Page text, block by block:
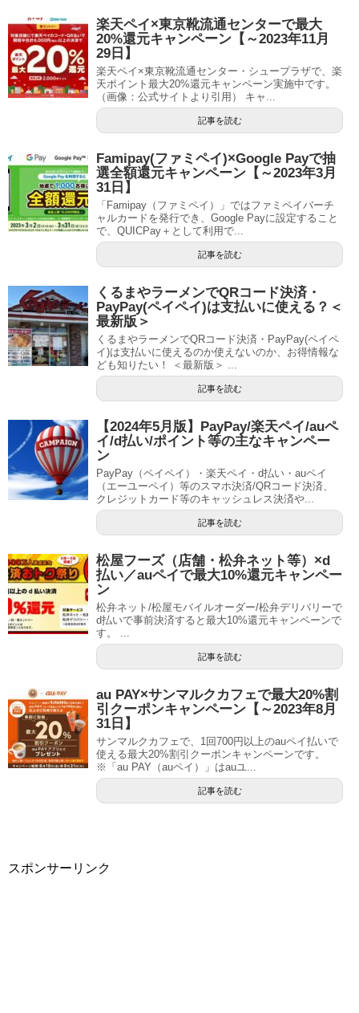
楽天ペイ×東京靴流通センターで最大
20%還元キャンペーン【～2023年11月
29日】
楽天ペイ×東京靴流通センター・シュープラザで、楽
天ポイント最大20%還元キャンペーン実施中です。
（画像：公式サイトより引用） キャ...
記事を読む
Famipay(ファミペイ)×Google Payで抽
選全額還元キャンペーン【～2023年3月
31日】
「Famipay（ファミペイ）」ではファミペイバーチ
ャルカードを発行でき、Google Payに設定すること
で、QUICPay＋として利用で...
記事を読む
くるまやラーメンでQRコード決済・
PayPay(ペイペイ)は支払いに使える？＜
最新版＞
くるまやラーメンでQRコード決済・PayPay(ペイペ
イ)は支払いに使えるのか使えないのか、お得情報な
ども知りたい！ ＜最新版＞ ...
記事を読む
【2024年5月版】PayPay/楽天ペイ/auペ
イ/d払い/ポイント等の主なキャンペー
ン
PayPay（ペイペイ）・楽天ペイ・d払い・auペイ
（エーユーペイ）等のスマホ決済/QRコード決済、
クレジットカード等のキャッシュレス決済や...
記事を読む
松屋フーズ（店舗・松弁ネット等）×d
払い／auペイで最大10%還元キャンペー
ン
松弁ネット/松屋モバイルオーダー/松弁デリバリーで
d払いで事前決済すると最大10%還元キャンペーンで
す。 ...
記事を読む
au PAY×サンマルクカフェで最大20%割
引クーポンキャンペーン【～2023年8月
31日】
サンマルクカフェで、1回700円以上のauペイ払いで
使える最大20%割引クーポンキャンペーンです。
※「au PAY（auペイ）」はauユ...
記事を読む
スポンサーリンク